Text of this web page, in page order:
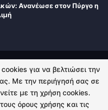
Ανανέωσε στον Πύργο η
ΕΠΙΚΟΙΝΩΝΙΑ
Rights Reserved.
για να βελτιώσει την
Με την περιήγησή σας σε
με τη χρήση cookies.
όρους χρήσης και τις